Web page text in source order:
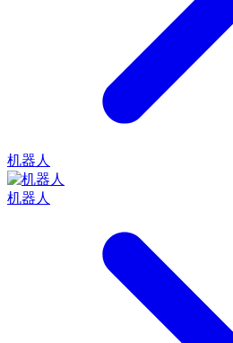
机器人
机器人